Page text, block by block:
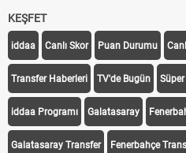
KEŞFET
iddaa Canlı Skor Puan Durumu
Transfer Haberleri TV'de Bugün
iddaa Programı Galatasaray